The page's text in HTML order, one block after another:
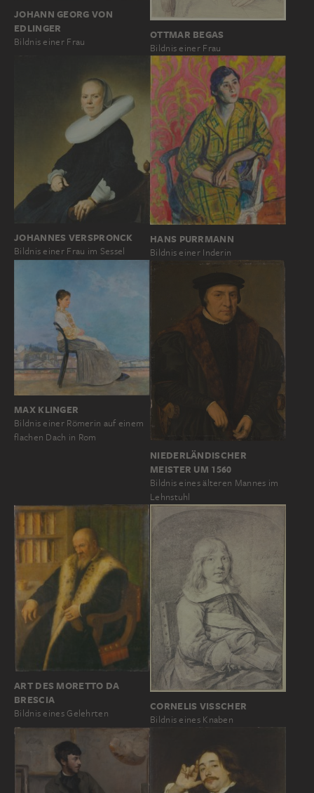
JOHANN GEORG VON
EDLINGER
Bildnis einer Frau
OTTMAR BEGAS
Bildnis einer Frau
JOHANNES VERSPRONCK
Bildnis einer Frau im Sessel
HANS PURRMANN
Bildnis einer Inderin
MAX KLINGER
Bildnis einer Römerin auf einem
flachen Dach in Rom
NIEDERLÄNDISCHER
MEISTER UM 1560
Bildnis eines älteren Mannes im
Lehnstuhl
ART DES MORETTO DA
BRESCIA
Bildnis eines Gelehrten
CORNELIS VISSCHER
Bildnis eines Knaben